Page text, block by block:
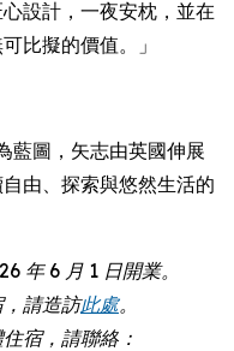
設計，一夜安枕，並在
比擬的價值。」
圖，矢志由英國伸展
由、探索與悠然生活的
年 6 月 1 日開業。
請造訪此處。
宿，請聯絡：